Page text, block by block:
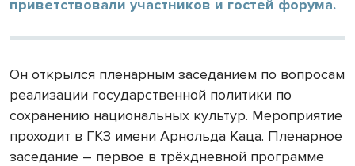
приветствовали участников и гостей форума.
Он открылся пленарным заседанием по вопросам
реализации государственной политики по
сохранению национальных культур. Мероприятие
проходит в ГКЗ имени Арнольда Каца. Пленарное
заседание – первое в трёхдневной программе